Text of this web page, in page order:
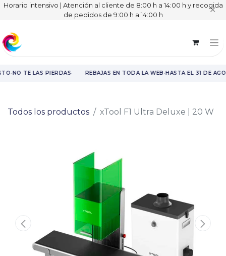
Horario intensivo | Atención al cliente de 8:00 h a 14:00 h y recogida
de pedidos de 9:00 h a 14:00 h
✕
·NO TE LAS PIERDAS· REBAJAS EN TODA LA WEB·HASTA EL 31 DE
Todos los productos xTool F1 Ultra Deluxe | 20 W